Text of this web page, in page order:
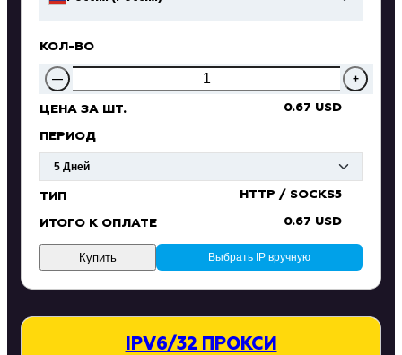
КОЛ-ВО
— +
ЦЕНА ЗА ШТ. 0.67 USD
ПЕРИОД
ТИП HTTP / SOCKS5
ИТОГО К ОПЛАТЕ 0.67 USD
Выбрать IP вручную
Купить
IPV6/32 ПРОКСИ